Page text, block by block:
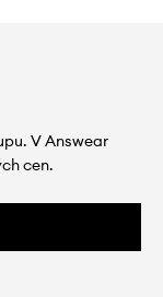
V Answear
cen.